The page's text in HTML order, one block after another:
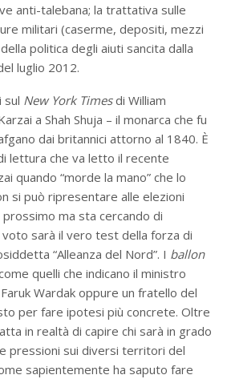
anti-talebana; la trattativa sulle
militari (caserme, depositi, mezzi
politica degli aiuti sancita dalla
luglio 2012.
sul New York Timesdi William
a Shah Shuja – il monarca che fu
dai britannici attorno al 1840. È
lettura che va letto il recente
quando “morde la mano” che lo
si può ripresentare alle elezioni
prossimo ma sta cercando di
sarà il vero test della forza di
“Alleanza del Nord”. I ballon
quelli che indicano il ministro
Wardak oppure un fratello del
per fare ipotesi più concrete. Oltre
in realtà di capire chi sarà in grado
pressioni sui diversi territori del
sapientemente ha saputo fare